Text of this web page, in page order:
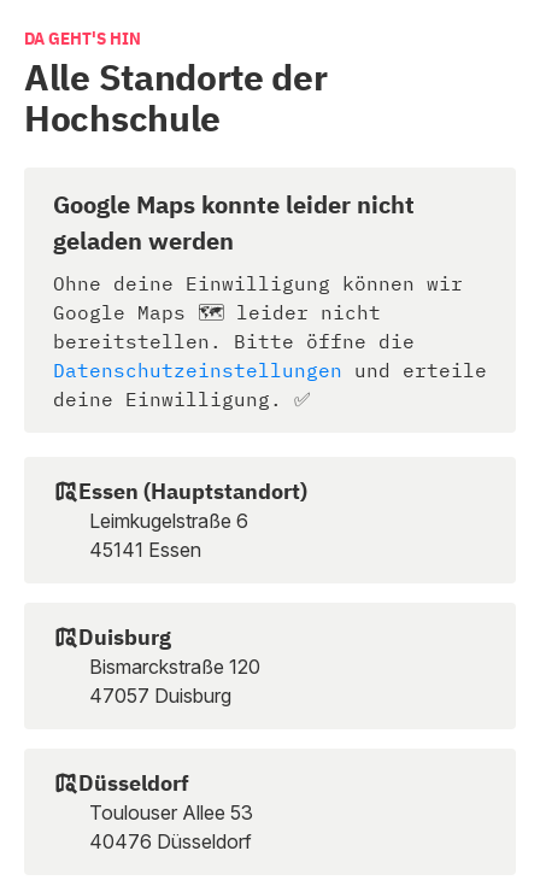
DA GEHT'S HIN
Alle Standorte der
Hochschule
Google Maps konnte leider nicht
geladen werden
Ohne deine Einwilligung können wir
Google Maps 🗺️ leider nicht
bereitstellen. Bitte öffne die
Datenschutzeinstellungen und erteile
deine Einwilligung. ✅
Essen (Hauptstandort)
Leimkugelstraße 6
45141 Essen
Duisburg
Bismarckstraße 120
47057 Duisburg
Düsseldorf
Toulouser Allee 53
40476 Düsseldorf